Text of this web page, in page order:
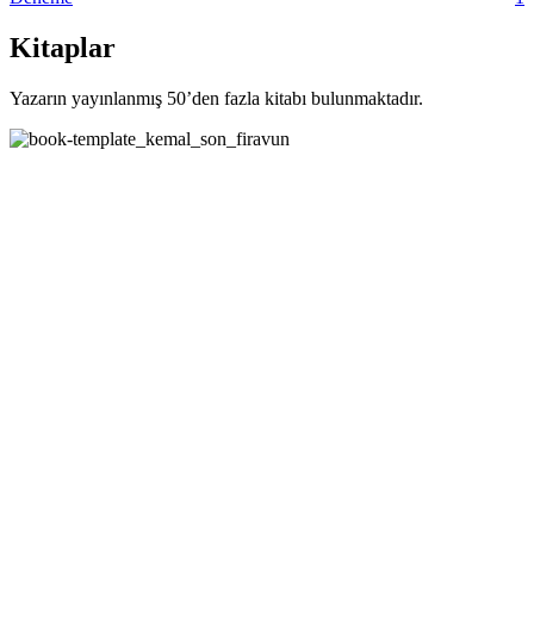
Kitaplar
Yazarın yayınlanmış 50’den fazla kitabı bulunmaktadır.